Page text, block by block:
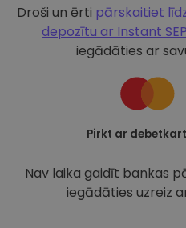
Droši un ērti pārskaitiet
depozītu ar Instant
iegādāties ar
Pirkt ar
Nav laika gaidīt bankas
iegādāties uzreiz